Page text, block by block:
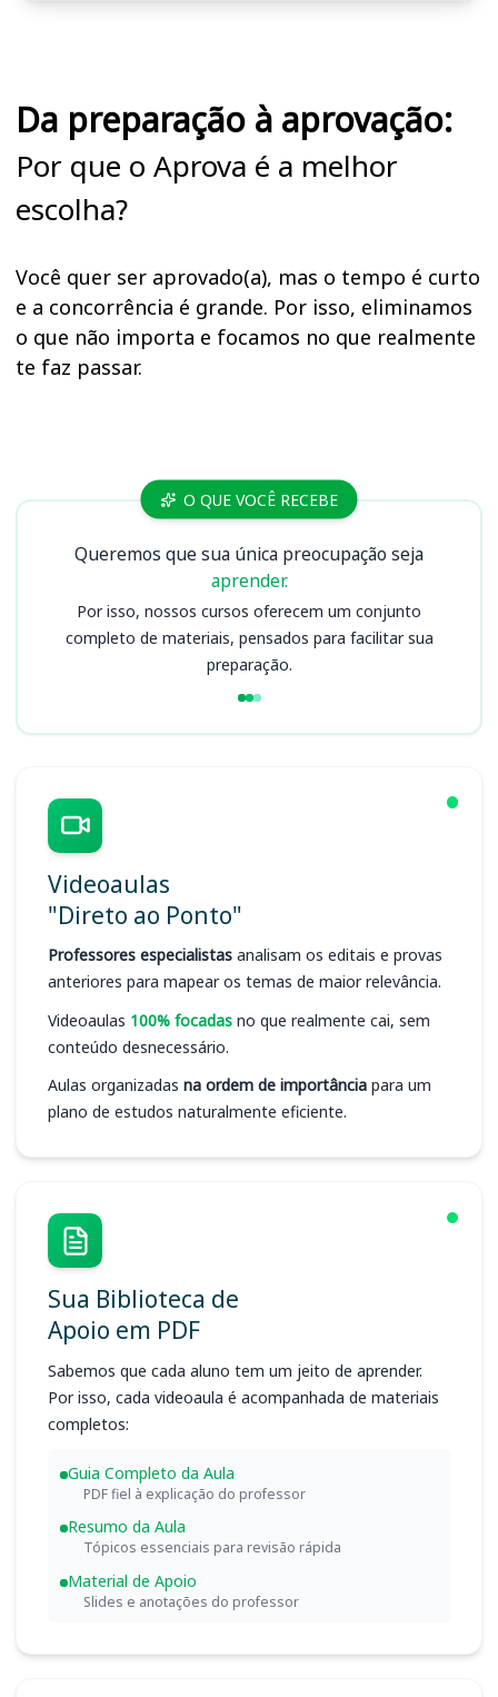
Da preparação à aprovação:
Por que o Aprova é a melhor
escolha?
Você quer ser aprovado(a), mas o tempo é curto
e a concorrência é grande. Por isso, eliminamos
o que não importa e focamos no que realmente
te faz passar.
Cursos O QUE VOCÊ RECEBE
Queremos que sua única preocupação seja
aprender.
Por isso, nossos cursos oferecem um conjunto
completo de materiais, pensados para facilitar sua
preparação.
Videoaulas
"Direto ao Ponto"
Professores especialistas analisam os editais e provas
anteriores para mapear os temas de maior relevância.
Videoaulas 100% focadas no que realmente cai, sem
conteúdo desnecessário.
Aulas organizadas na ordem de importância para um
plano de estudos naturalmente eficiente.
Sua Biblioteca de
Apoio em PDF
Sabemos que cada aluno tem um jeito de aprender.
Por isso, cada videoaula é acompanhada de materiais
completos:
Guia Completo da Aula
PDF fiel à explicação do professor
Resumo da Aula
Tópicos essenciais para revisão rápida
Material de Apoio
Slides e anotações do professor